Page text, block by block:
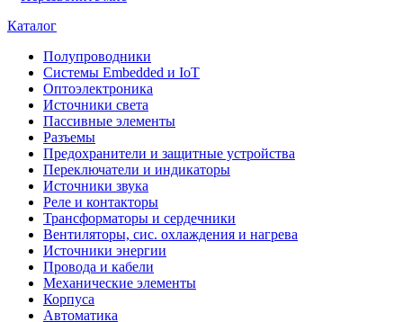
Каталог
Полупроводники
Системы Embedded и IoT
Oптоэлектроника
Источники света
Пассивные элементы
Разъeмы
Предохранители и защитные устройства
Переключатели и индикаторы
Источники звука
Реле и контакторы
Трансформаторы и сердечники
Вентиляторы, сис. охлаждения и нагрева
Источники энергии
Провода и кабели
Механические элементы
Корпуса
Автоматика